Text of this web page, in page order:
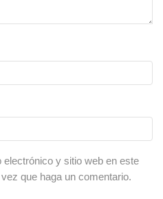
y sitio web en este
que haga un comentario.